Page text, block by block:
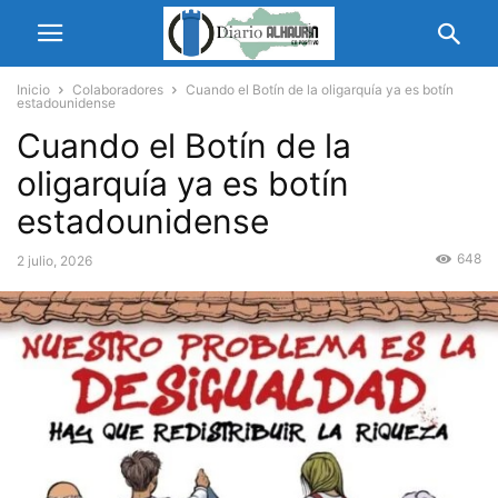
Inicio Colaboradores
Cuando el Botín de la oligarquía ya es botín
estadounidense
Cuando el Botín de la
oligarquía ya es botín
estadounidense
2 julio, 2026 648